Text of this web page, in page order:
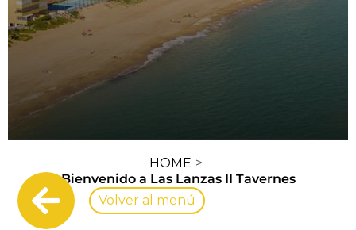
HOME
Bienvenido a Las Lanzas II Tavernes
Volver al menú